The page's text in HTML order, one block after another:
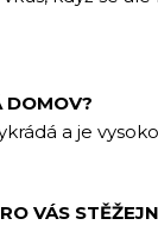
DOMOV?
a je
VÁS